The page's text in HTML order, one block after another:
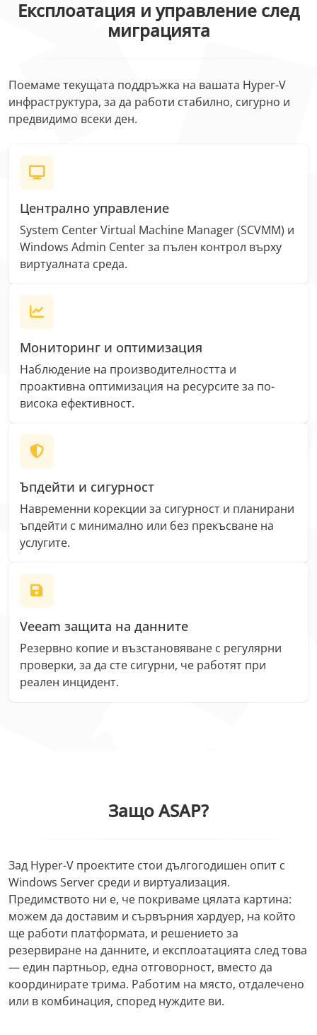
Експлоатация и управление след
миграцията
Поемаме текущата поддръжка на вашата Hyper-V
инфраструктура, за да работи стабилно, сигурно и
предвидимо всеки ден.
Централно управление
System Center Virtual Machine Manager (SCVMM) и
Windows Admin Center за пълен контрол върху
виртуалната среда.
Мониторинг и оптимизация
Наблюдение на производителността и
проактивна оптимизация на ресурсите за по-
висока ефективност.
Ъпдейти и сигурност
Навременни корекции за сигурност и планирани
ъпдейти с минимално или без прекъсване на
услугите.
Veeam защита на данните
Резервно копие и възстановяване с регулярни
проверки, за да сте сигурни, че работят при
реален инцидент.
Защо ASAP?
Зад Hyper-V проектите стои дългогодишен опит с
Windows Server среди и виртуализация.
Предимството ни е, че покриваме цялата картина:
можем да доставим и сървърния хардуер, на който
ще работи платформата, и решението за
резервиране на данните, и експлоатацията след това
— един партньор, една отговорност, вместо да
координирате трима. Работим на място, отдалечено
или в комбинация, според нуждите ви.